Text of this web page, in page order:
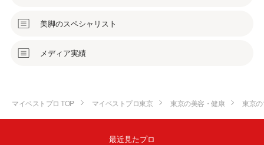
美脚のスペシャリスト
メディア実績
マイベストプロ TOP マイベストプロ東京 東京の美容・健康 東京
最近見たプロ